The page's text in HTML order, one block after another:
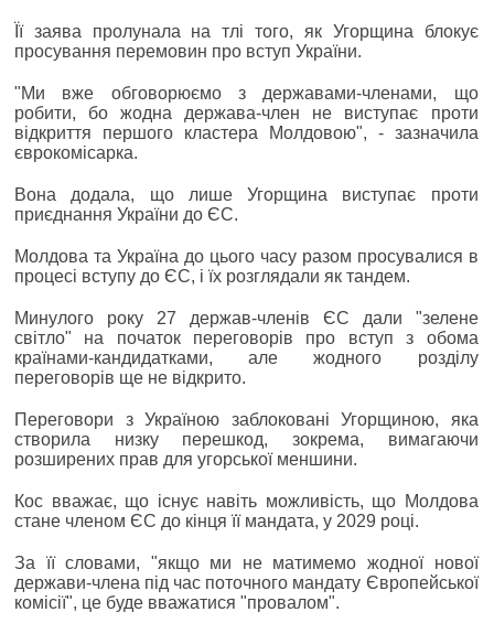
Її заява пролунала на тлі того, як Угорщина блокує
просування перемовин про вступ України.
"Ми вже обговорюємо з державами-членами, що
робити, бо жодна держава-член не виступає проти
відкриття першого кластера Молдовою", - зазначила
єврокомісарка.
Вона додала, що лише Угорщина виступає проти
приєднання України до ЄС.
Молдова та Україна до цього часу разом просувалися в
процесі вступу до ЄС, і їх розглядали як тандем.
Минулого року 27 держав-членів ЄС дали "зелене
світло" на початок переговорів про вступ з обома
країнами-кандидатками, але жодного розділу
переговорів ще не відкрито.
Переговори з Україною заблоковані Угорщиною, яка
створила низку перешкод, зокрема, вимагаючи
розширених прав для угорської меншини.
Кос вважає, що існує навіть можливість, що Молдова
стане членом ЄС до кінця її мандата, у 2029 році.
За її словами, "якщо ми не матимемо жодної нової
держави-члена під час поточного мандату Європейської
комісії", це буде вважатися "провалом".